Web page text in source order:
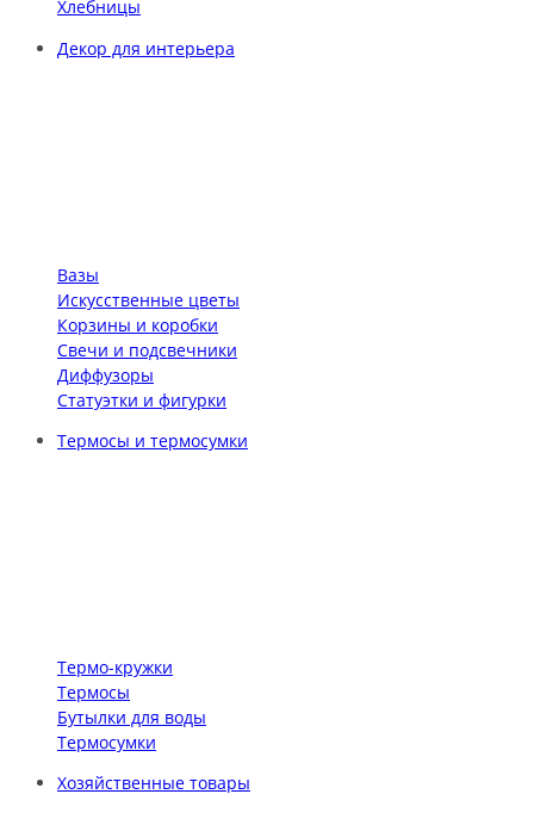
Хлебницы
Декор для интерьера
Вазы
Искусственные цветы
Корзины и коробки
Свечи и подсвечники
Диффузоры
Статуэтки и фигурки
Термосы и термосумки
Термо-кружки
Термосы
Бутылки для воды
Термосумки
Хозяйственные товары